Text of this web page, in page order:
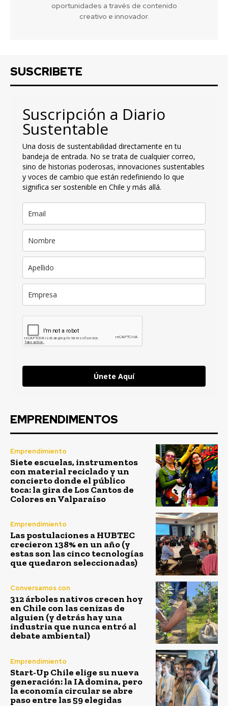
oportunidades a través de contenido
creativo e innovador.
SUSCRIBETE
Suscripción a Diario
Sustentable
Una dosis de sustentabilidad directamente en tu
bandeja de entrada. No se trata de cualquier correo,
sino de historias poderosas, innovaciones sustentables
y voces de cambio que están redefiniendo lo que
significa ser sostenible en Chile y más allá.
Únete Aquí
EMPRENDIMENTOS
Emprendimiento
Siete escuelas, instrumentos
con material reciclado y un
concierto donde el público
toca: la gira de Los Cantos de
Colores en Valparaíso
Emprendimiento
Las postulaciones a HUBTEC
crecieron 138% en un año (y
estas son las cinco tecnologías
que quedaron seleccionadas)
Conversamos con
312 árboles nativos crecen hoy
en Chile con las cenizas de
alguien (y detrás hay una
industria que nunca entró al
debate ambiental)
Emprendimiento
Start-Up Chile elige su nueva
generación: la IA domina, pero
la economía circular se abre
paso entre las 59 elegidas